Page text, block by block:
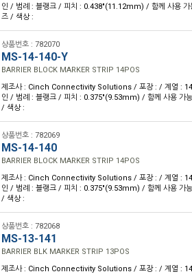
인 / 범례 : 블랭크 / 피치 : 0.438"(11.12mm) / 함께 사용 가
즈 / 색상 :
상품번호 : 782070
MS-14-140-Y
BARRIER BLOCK MARKER STRIP 14POS
제조사 : Cinch Connectivity Solutions / 포장 : / 계열 :
인 / 범례 : 블랭크 / 피치 : 0.375"(9.53mm) / 함께 사용 가
/ 색상 :
상품번호 : 782069
MS-14-140
BARRIER BLOCK MARKER STRIP 14POS
제조사 : Cinch Connectivity Solutions / 포장 : / 계열 :
인 / 범례 : 블랭크 / 피치 : 0.375"(9.53mm) / 함께 사용 가
/ 색상 :
상품번호 : 782068
MS-13-141
BARRIER BLK MARKER STRIP 13POS
제조사 : Cinch Connectivity Solutions / 포장 : / 계열 :